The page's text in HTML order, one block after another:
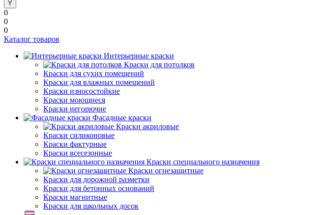
0
0
0
Каталог товаров
Интерьерные краски
Краски для потолков
Краски для сухих помещений
Краски для влажных помещений
Краски износостойкие
Краски моющиеся
Краски негорючие
Фасадные краски
Краски акриловые
Краски силиконовые
Краски фактурные
Краски всесезонные
Краски специального назначения
Краски огнезащитные
Краски для дорожной разметки
Краски для бетонных оснований
Краски магнитные
Краски для школьных досок